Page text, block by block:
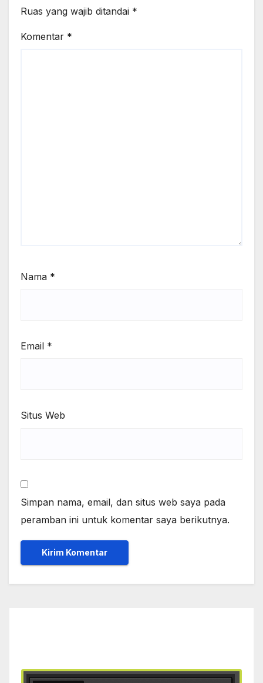
Ruas yang wajib ditandai *
Komentar *
Nama *
Email *
Situs Web
Simpan nama, email, dan situs web saya pada
peramban ini untuk komentar saya berikutnya.